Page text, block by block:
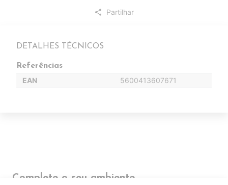
share Partilhar
DETALHES TÉCNICOS
Referências
EAN 5600413607671
Complete o seu ambiente